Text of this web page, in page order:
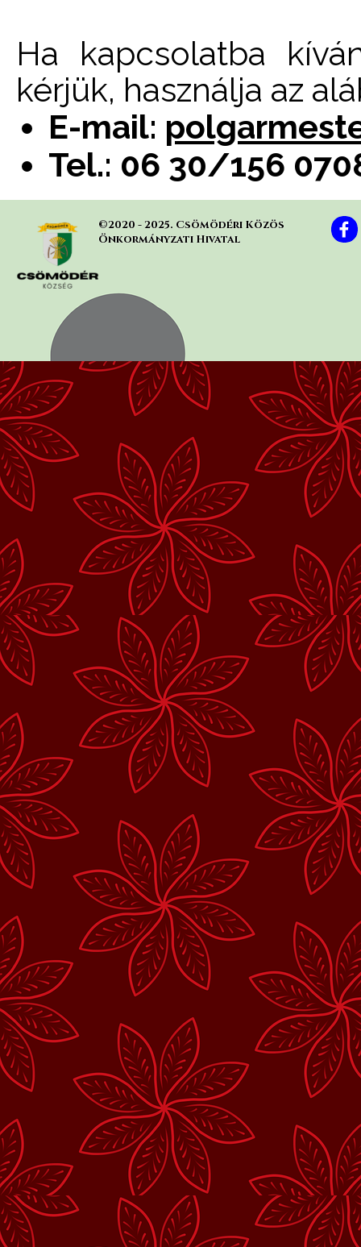
Ha kapcsolatba
kérjük, használja az
E-mail:
Tel.: 06 30/156
©2020 - 2025. Csömödéri Közös
Önkormányzati Hivatal
Vissza a tartalomhoz